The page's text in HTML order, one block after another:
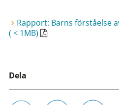
Rapport: Barns förståelse
( < 1MB)
Dela